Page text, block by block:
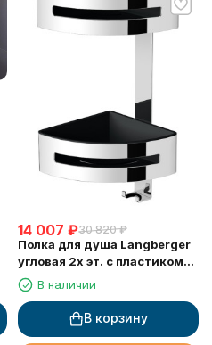
14 007 ₽30 820 ₽
Полка для душа Langberger
угловая 2х эт. с пластиком
75862В наличии
В корзину